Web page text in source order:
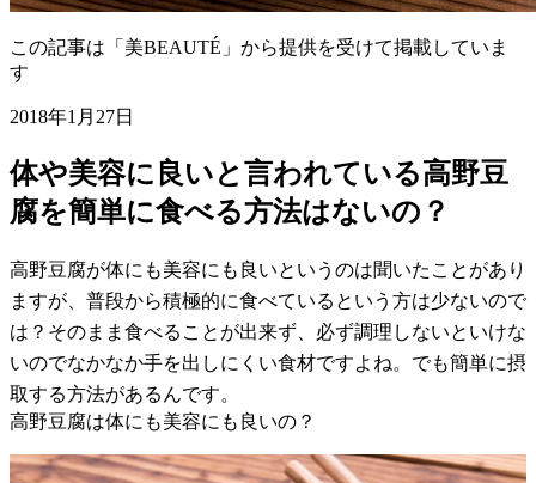
この記事は「美BEAUTÉ」から提供を受けて掲載していま
す
2018年1月27日
体や美容に良いと言われている高野豆
腐を簡単に食べる方法はないの？
高野豆腐が体にも美容にも良いというのは聞いたことがあり
ますが、普段から積極的に食べているという方は少ないので
は？そのまま食べることが出来ず、必ず調理しないといけな
いのでなかなか手を出しにくい食材ですよね。でも簡単に摂
取する方法があるんです。
高野豆腐は体にも美容にも良いの？